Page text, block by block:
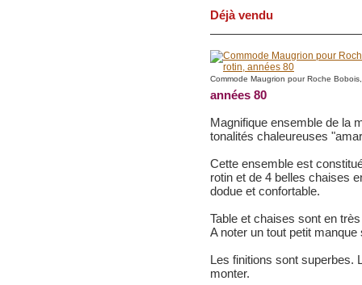
Déjà vendu
Commode Maugrion pour Roche
années 80
Magnifique ensemble de la
tonalités chaleureuses
Cette ensemble est
rotin et de 4 belles chaises
dodue et confortable.
Table et chaises sont en
A noter un tout petit
Les finitions sont superbes.
monter.